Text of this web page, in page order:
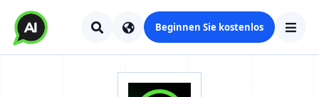
Beginnen Sie kostenlos